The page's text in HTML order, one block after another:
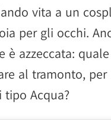
vita a un
per gli occhi.
è azzeccata:
al tramonto, per
tipo Acqua?